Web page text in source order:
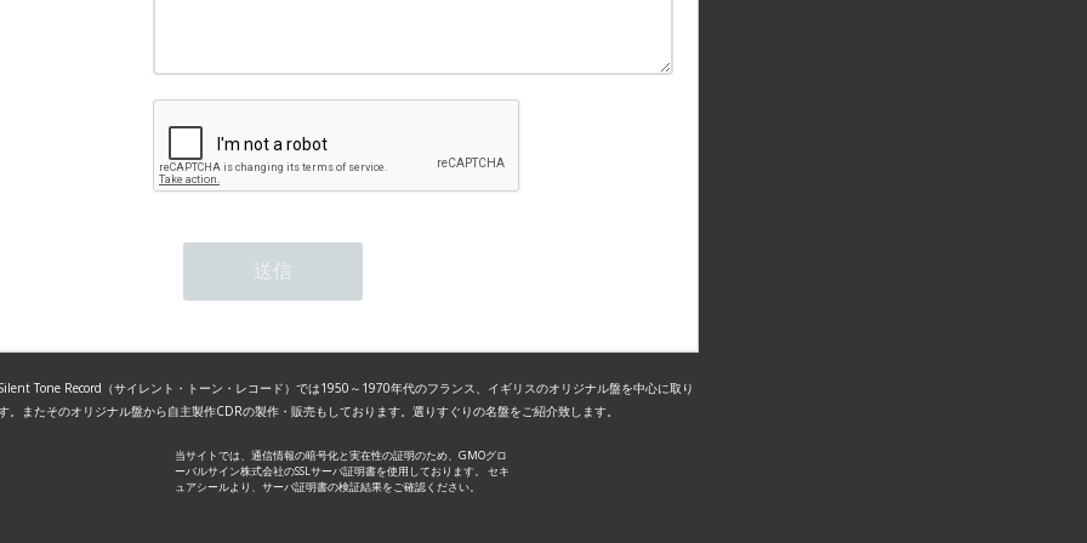
Tone Record（サイレント・トーン・レコード）では1950～1970年代のフランス、イギリスのオリジナル盤を中心に取り
。またそのオリジナル盤から自主製作CDRの製作・販売もしております。選りすぐりの名盤をご紹介致します。
当サイトでは、通信情報の暗号化と実在性の証明のため、GMOグロ
ーバルサイン株式会社のSSLサーバ証明書を使用しております。 セキ
ュアシールより、サーバ証明書の検証結果をご確認ください。